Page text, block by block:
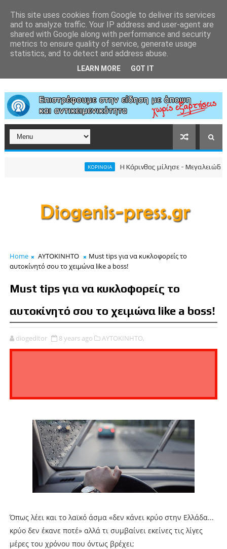
ΚΟΡΙΝΘΙΑ Η Κόρινθος μίλησε - Μεγαλειώδης
Home ΑΥΤΟΚΙΝΗΤΟ
Must tips για να κυκλοφορείς το
αυτοκίνητό σου το χειμώνα like a boss!
Must tips για να κυκλοφορείς το
αυτοκίνητό σου το χειμώνα like a boss!
diogeditor 8 years ago ΑΥΤΟΚΙΝΗΤΟ,
Όπως λέει και το λαϊκό άσμα «δεν κάνει κρύο στην Ελλάδα...
κρύο δεν έκανε ποτέ» αλλά τι συμβαίνει εκείνες τις λίγες
μέρες του χρόνου που όντως βρέχει;
This site uses cookies from Google to deliver its services
and to analyze traffic. Your IP address and user-agent are
shared with Google along with performance and security
metrics to ensure quality of service, generate usage
statistics, and to detect and address abuse.
LEARN MORE GOT IT